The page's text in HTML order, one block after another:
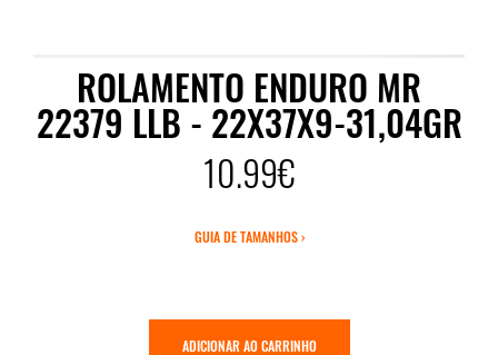
ROLAMENTO ENDURO MR
22379 LLB - 22X37X9-31,04GR
10.99€
GUIA DE TAMANHOS ›
ADICIONAR AO CARRINHO